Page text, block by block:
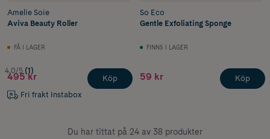
Amelie Soie
Aviva Beauty Roller
FÅ I LAGER
4.0/5 (1)
495 kr
Fri frakt Instabox
Köp
So Eco
Gentle Exfoliating Sponge
FINNS I LAGER
59 kr Köp
Du har tittat på 24 av 38 produkter